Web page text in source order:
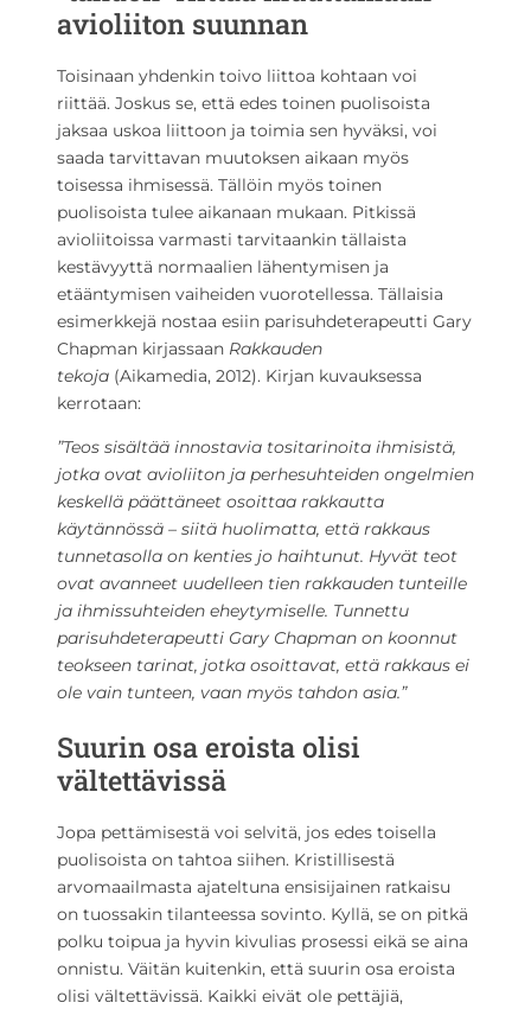
avioliiton suunnan
Toisinaan yhdenkin toivo liittoa kohtaan voi
riittää. Joskus se, että edes toinen puolisoista
jaksaa uskoa liittoon ja toimia sen hyväksi, voi
saada tarvittavan muutoksen aikaan myös
toisessa ihmisessä. Tällöin myös toinen
puolisoista tulee aikanaan mukaan. Pitkissä
avioliitoissa varmasti tarvitaankin tällaista
kestävyyttä normaalien lähentymisen ja
etääntymisen vaiheiden vuorotellessa. Tällaisia
esimerkkejä nostaa esiin parisuhdeterapeutti Gary
Chapman kirjassaan Rakkauden
tekoja (Aikamedia, 2012). Kirjan kuvauksessa
kerrotaan:
”Teos sisältää innostavia tositarinoita ihmisistä,
jotka ovat avioliiton ja perhesuhteiden ongelmien
keskellä päättäneet osoittaa rakkautta
käytännössä – siitä huolimatta, että rakkaus
tunnetasolla on kenties jo haihtunut. Hyvät teot
ovat avanneet uudelleen tien rakkauden tunteille
ja ihmissuhteiden eheytymiselle. Tunnettu
parisuhdeterapeutti Gary Chapman on koonnut
teokseen tarinat, jotka osoittavat, että rakkaus ei
ole vain tunteen, vaan myös tahdon asia.”
Suurin osa eroista olisi
vältettävissä
Jopa pettämisestä voi selvitä, jos edes toisella
puolisoista on tahtoa siihen. Kristillisestä
arvomaailmasta ajateltuna ensisijainen ratkaisu
on tuossakin tilanteessa sovinto. Kyllä, se on pitkä
polku toipua ja hyvin kivulias prosessi eikä se aina
onnistu. Väitän kuitenkin, että suurin osa eroista
olisi vältettävissä. Kaikki eivät ole pettäjiä,